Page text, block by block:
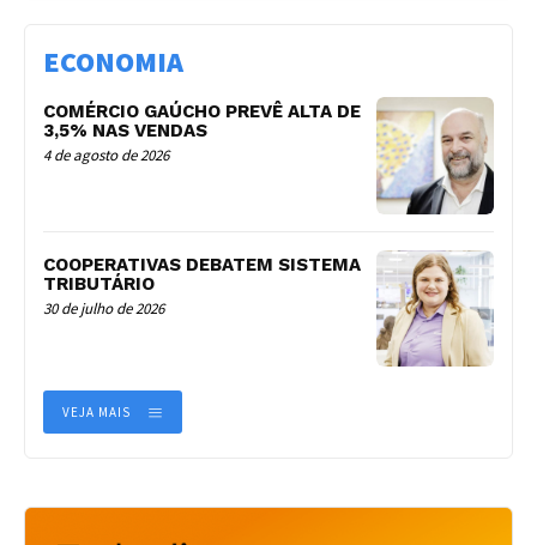
ECONOMIA
COMÉRCIO GAÚCHO PREVÊ ALTA DE
3,5% NAS VENDAS
4 de agosto de 2026
COOPERATIVAS DEBATEM SISTEMA
TRIBUTÁRIO
30 de julho de 2026
VEJA MAIS